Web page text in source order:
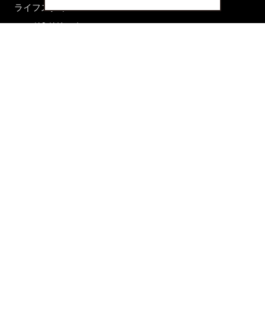
ライフスタイル
フード&ドリンク